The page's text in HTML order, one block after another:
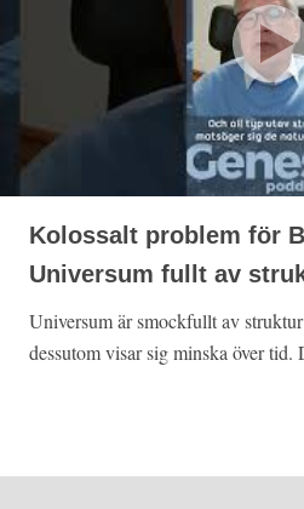
Kolossalt problem för
Universum fullt av
Universum är smockfullt av
dessutom visar sig minska över tid.